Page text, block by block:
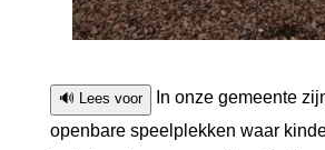
🔊 Lees voor
In onze gemeente
openbare speelplekken waar